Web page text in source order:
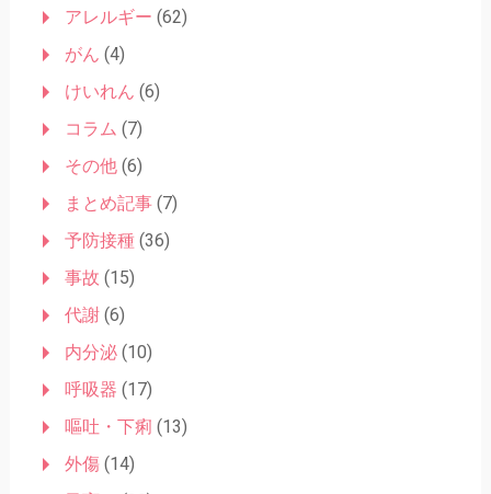
アレルギー (62)
がん (4)
けいれん (6)
コラム (7)
その他(6)
まとめ記事(7)
予防接種(36)
事故 (15)
代謝(6)
内分泌(10)
呼吸器 (17)
嘔吐・下痢 (13)
外傷(14)